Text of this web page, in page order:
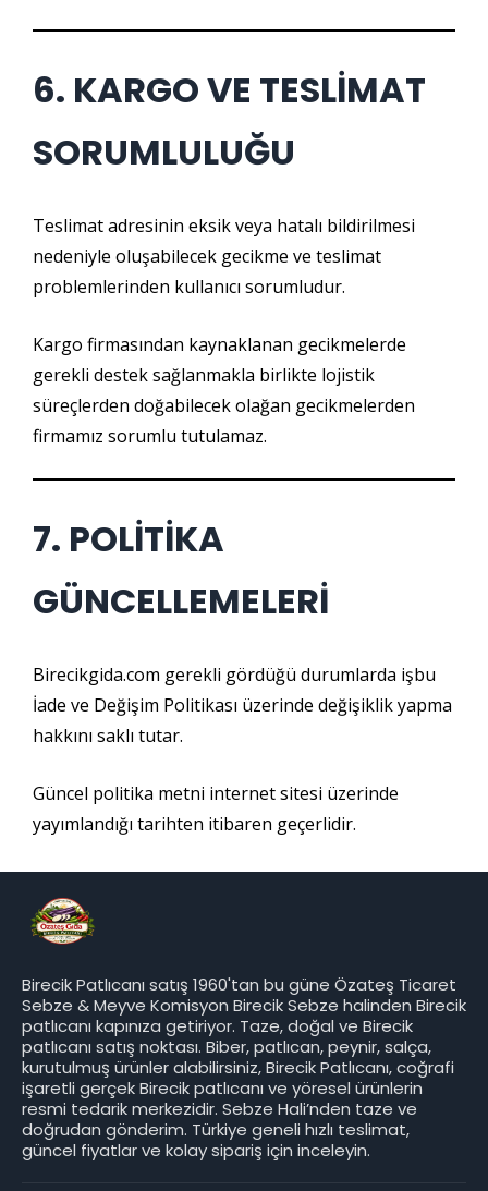
6. KARGO VE TESLİMAT
SORUMLULUĞU
Teslimat adresinin eksik veya hatalı bildirilmesi
nedeniyle oluşabilecek gecikme ve teslimat
problemlerinden kullanıcı sorumludur.
Kargo firmasından kaynaklanan gecikmelerde
gerekli destek sağlanmakla birlikte lojistik
süreçlerden doğabilecek olağan gecikmelerden
firmamız sorumlu tutulamaz.
7. POLİTİKA
GÜNCELLEMELERİ
Birecikgida.com gerekli gördüğü durumlarda işbu
İade ve Değişim Politikası üzerinde değişiklik yapma
hakkını saklı tutar.
Güncel politika metni internet sitesi üzerinde
yayımlandığı tarihten itibaren geçerlidir.
Birecik Patlıcanı satış 1960'tan bu güne Özateş Ticaret
Sebze & Meyve Komisyon Birecik Sebze halinden Birecik
patlıcanı kapınıza getiriyor. Taze, doğal ve Birecik
patlıcanı satış noktası. Biber, patlıcan, peynir, salça,
kurutulmuş ürünler alabilirsiniz, Birecik Patlıcanı, coğrafi
işaretli gerçek Birecik patlıcanı ve yöresel ürünlerin
resmi tedarik merkezidir. Sebze Hali’nden taze ve
doğrudan gönderim. Türkiye geneli hızlı teslimat,
güncel fiyatlar ve kolay sipariş için inceleyin.